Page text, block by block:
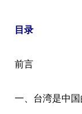
目录
前言
一、台湾是中国